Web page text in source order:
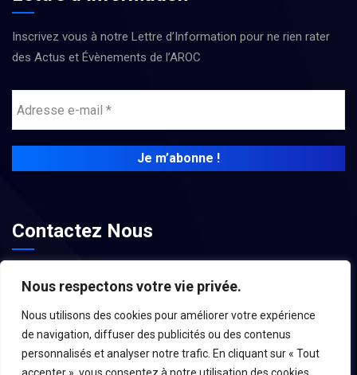
Nous respectons votre vie privée.
Nous utilisons des cookies pour améliorer votre expérience
de navigation, diffuser des publicités ou des contenus
personnalisés et analyser notre trafic. En cliquant sur « Tout
Inscrivez vous à notre Lettre d’Information pour ne rien rater
des Actus et Évènements de l’AROC
Contactez Nous
contact@associations-aroc.fr